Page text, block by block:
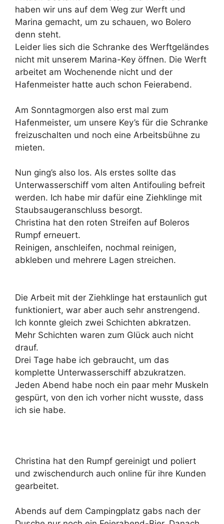
haben wir uns auf dem Weg zur Werft und
Marina gemacht, um zu schauen, wo Bolero
denn steht.
Leider lies sich die Schranke des Werftgeländes
nicht mit unserem Marina-Key öffnen. Die Werft
arbeitet am Wochenende nicht und der
Hafenmeister hatte auch schon Feierabend.
Am Sonntagmorgen also erst mal zum
Hafenmeister, um unsere Key’s für die Schranke
freizuschalten und noch eine Arbeitsbühne zu
mieten.
Nun ging’s also los. Als erstes sollte das
Unterwasserschiff vom alten Antifouling befreit
werden. Ich habe mir dafür eine Ziehklinge mit
Staubsaugeranschluss besorgt.
Christina hat den roten Streifen auf Boleros
Rumpf erneuert.
Reinigen, anschleifen, nochmal reinigen,
abkleben und mehrere Lagen streichen.
Die Arbeit mit der Ziehklinge hat erstaunlich gut
funktioniert, war aber auch sehr anstrengend.
Ich konnte gleich zwei Schichten abkratzen.
Mehr Schichten waren zum Glück auch nicht
drauf.
Drei Tage habe ich gebraucht, um das
komplette Unterwasserschiff abzukratzen.
Jeden Abend habe noch ein paar mehr Muskeln
gespürt, von den ich vorher nicht wusste, dass
ich sie habe.
Christina hat den Rumpf gereinigt und poliert
und zwischendurch auch online für ihre Kunden
gearbeitet.
Abends auf dem Campingplatz gabs nach der